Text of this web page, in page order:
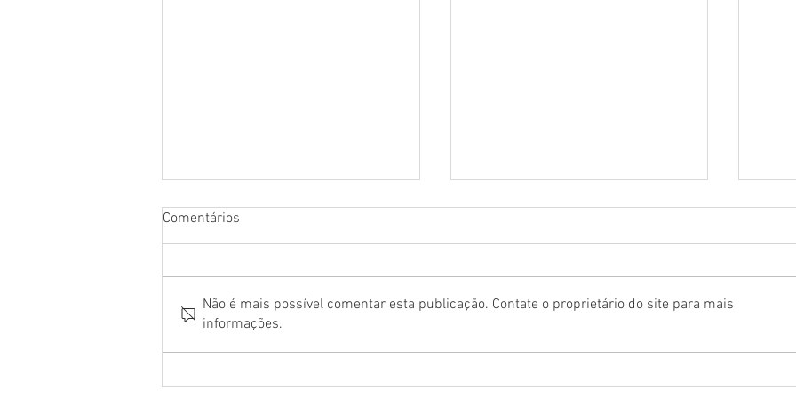
“Festa no Arraial, O Musical”
transforma clássico de
"Djavan – O Musical: Vidas pra
celebra os 50 anos de carreira
Comentários
Não é mais possível comentar esta publicação. Contate o proprietário do site para mais
informações.